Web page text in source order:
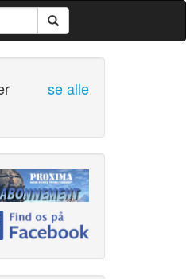
se alle